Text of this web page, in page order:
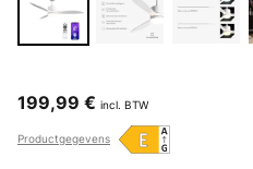
199,99 € incl. BTW
Productgegevens